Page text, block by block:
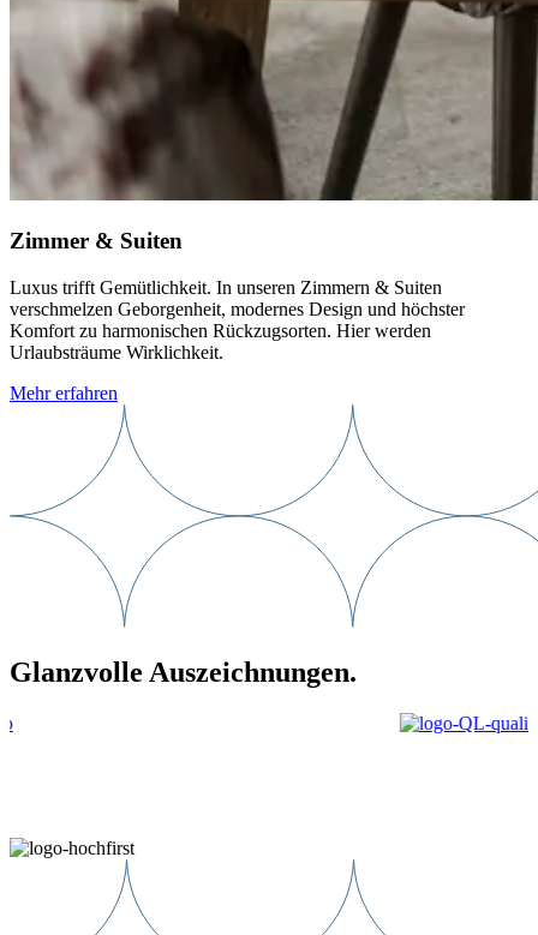
Zimmer & Suiten
Luxus trifft Gemütlichkeit. In unseren Zimmern & Suiten
verschmelzen Geborgenheit, modernes Design und höchster
Komfort zu harmonischen Rückzugsorten. Hier werden
Urlaubsträume Wirklichkeit.
Mehr erfahren
Glanzvolle Auszeichnungen.